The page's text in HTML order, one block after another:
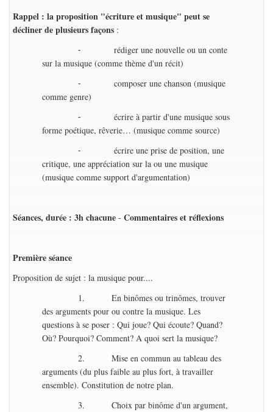
Rappel : la proposition "écriture et musique" peut se
décliner de plusieurs façons :
⁃ rédiger une nouvelle ou un conte
sur la musique (comme thème d'un récit)
⁃ composer une chanson (musique
comme genre)
⁃ écrire à partir d'une musique sous
forme poétique, rêverie… (musique comme source)
⁃ écrire une prise de position, une
critique, une appréciation sur la ou une musique
(musique comme support d'argumentation)
Séances, durée : 3h chacune - Commentaires et réflexions
Première séance
Proposition de sujet : la musique pour....
1. En binômes ou trinômes, trouver
des arguments pour ou contre la musique. Les
questions à se poser : Qui joue? Qui écoute? Quand?
Où? Pourquoi? Comment? A quoi sert la musique?
2. Mise en commun au tableau des
arguments (du plus faible au plus fort, à travailler
ensemble). Constitution de notre plan.
3. Choix par binôme d'un argument,